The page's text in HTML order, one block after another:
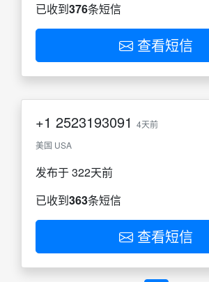
已收到376条短信
查看短信
+1 2523193091 4天前
美国 USA
发布于 322天前
已收到363条短信
查看短信